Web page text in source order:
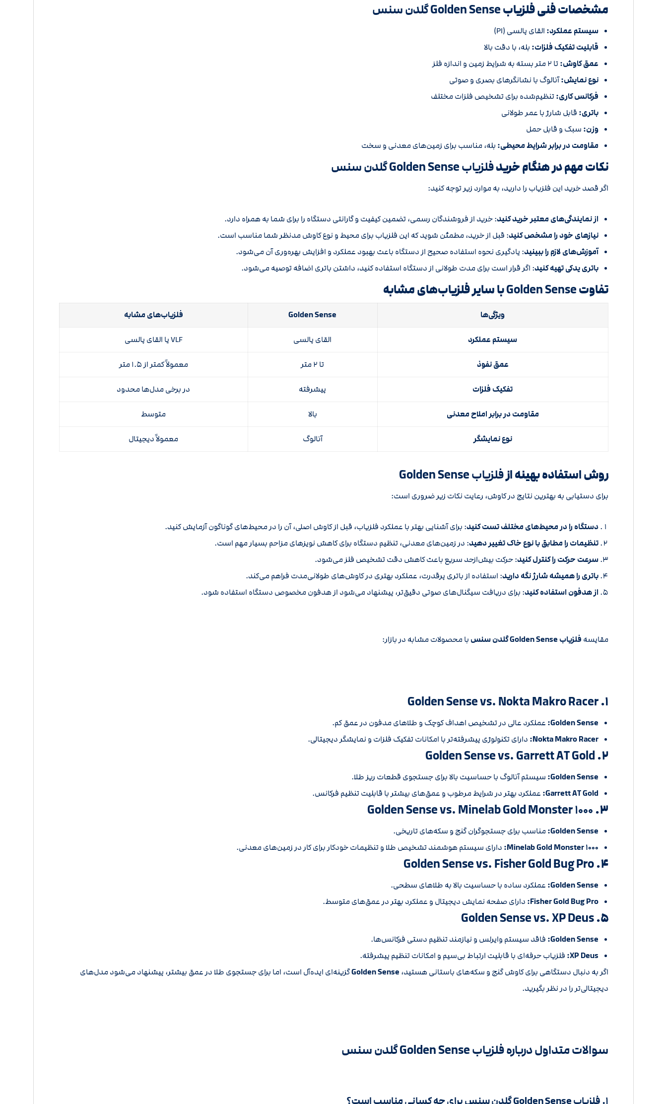
مشخصات فنی فلزیابGolden Sense گلدن سنس
سیستم عملکرد: القای پالسی (PI)
قابلیت تفکیک فلزات: بله، با دقت بالا
عمق کاوش:تا ۲ متر بسته به شرایط زمین و اندازه فلز
نوع نمایش:آنالوگ با نشانگرهای بصری و صوتی
فرکانس کاری:تنظیم‌شده برای تشخیص فلزات مختلف
باتری: قابل شارژ با عمر طولانی
وزن: سبک و قابل حمل
مقاومت در برابر شرایط محیطی: بله، مناسب برای زمین‌های معدنی و سخت
نکات مهم در هنگام خریدفلزیاب Golden Sense گلدن سنس
اگر قصد خرید این فلزیاب را دارید، به موارد زیر توجه کنید:
از نمایندگی‌های معتبر خرید کنید: خرید از فروشندگان رسمی، تضمین کیفیت و گارانتی دستگاه را برای شما به همراه دارد.
نیازهای خود را مشخص کنید: قبل از خرید، مطمئن شوید که این فلزیاب برای محیط و نوع کاوش مدنظر شما مناسب است.
آموزش‌های لازم را ببینید: یادگیری نحوه استفاده صحیح از دستگاه باعث بهبود عملکرد و افزایش بهره‌وری آن می‌شود.
باتری یدکی تهیه کنید: اگر قرار است برای مدت طولانی از دستگاه استفاده کنید، داشتن باتری اضافه توصیه می‌شود.
تفاوتGolden Senseبا سایر فلزیاب‌های مشابه
ویژگی‌ها Golden Sense فلزیاب‌های مشابه
سیستم عملکرد القای پالسی VLF یا القای پالسی
عمق نفوذ تا ۲ متر معمولاً کمتر از ۱.۵ متر
تفکیک فلزات پیشرفته در برخی مدل‌ها محدود
مقاومت در برابر املاح معدنی بالا متوسط
نوع نمایشگر آنالوگ معمولاً دیجیتال
روش استفاده بهینه ازفلزیاب Golden Sense
برای دستیابی به بهترین نتایج در کاوش، رعایت نکات زیر ضروری است:
دستگاه را در محیط‌های مختلف تست کنید: برای آشنایی بهتر با عملکرد فلزیاب، قبل از کاوش اصلی، آن را در محیط‌های گوناگون آزمایش کنید.
تنظیمات را مطابق با نوع خاک تغییر دهید: در زمین‌های معدنی، تنظیم دستگاه برای کاهش نویزهای مزاحم بسیار مهم است.
سرعت حرکت را کنترل کنید: حرکت بیش‌ازحد سریع باعث کاهش دقت تشخیص فلز می‌شود.
باتری را همیشه شارژ نگه دارید: استفاده از باتری پرقدرت، عملکرد بهتری در کاوش‌های طولانی‌مدت فراهم می‌کند.
از هدفون استفاده کنید: برای دریافت سیگنال‌های صوتی دقیق‌تر، پیشنهاد می‌شود از هدفون مخصوص دستگاه استفاده شود.
مقایسه فلزیاب Golden Sense گلدن سنس با محصولات مشابه در بازار:
۱. Golden Sense vs. Nokta Makro Racer
Golden Sense: عملکرد عالی در تشخیص اهداف کوچک و طلاهای مدفون در عمق کم.
Nokta Makro Racer: دارای تکنولوژی پیشرفته‌تر با امکانات تفکیک فلزات و نمایشگر دیجیتالی.
۲. Golden Sense vs. Garrett AT Gold
Golden Sense: سیستم آنالوگ با حساسیت بالا برای جستجوی قطعات ریز طلا.
Garrett AT Gold: عملکرد بهتر در شرایط مرطوب و عمق‌های بیشتر با قابلیت تنظیم فرکانس.
۳. Golden Sense vs. Minelab Gold Monster ۱۰۰۰
Golden Sense: مناسب برای جستجوگران گنج و سکه‌های تاریخی.
Minelab Gold Monster ۱۰۰۰: دارای سیستم هوشمند تشخیص طلا و تنظیمات خودکار برای کار در زمین‌های معدنی.
۴. Golden Sense vs. Fisher Gold Bug Pro
Golden Sense: عملکرد ساده با حساسیت بالا به طلاهای سطحی.
Fisher Gold Bug Pro: دارای صفحه نمایش دیجیتال و عملکرد بهتر در عمق‌های متوسط.
۵. Golden Sense vs. XP Deus
Golden Sense: فاقد سیستم وایرلس و نیازمند تنظیم دستی فرکانس‌ها.
XP Deus: فلزیاب حرفه‌ای با قابلیت ارتباط بی‌سیم و امکانات تنظیم پیشرفته.
اگر به دنبال دستگاهی برای کاوش گنج و سکه‌های باستانی هستید، Golden Senseگزینه‌ای ایده‌آل است، اما برای جستجوی طلا در عمق بیشتر، پیشنهاد می‌شود مدل‌های
دیجیتالی‌تر را در نظر بگیرید.
سوالات متداول درباره فلزیاب Golden Sense گلدن سنس
۱. فلزیاب Golden Sense گلدن سنس برای چه کسانی مناسب است؟